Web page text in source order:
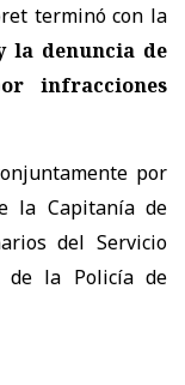
terminó con la
la denuncia de
infracciones
por
la Capitanía de
del Servicio
de la Policía de